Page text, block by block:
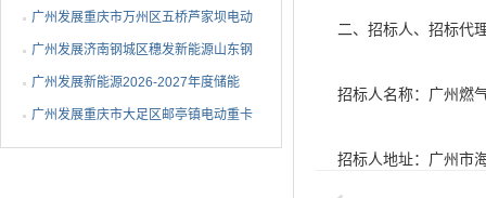
二、招标人、招标代
招标人名称：广州燃
招标人地址：广州市
EPC总承包中标公告
广州发展重庆市万州区五桥芦家坝电动
重卡充电站一期项目E...
广州发展济南钢城区穗发新能源山东钢
铁股份有限公司分布式...
广州发展新能源2026-2027年度储能
EMS设备ODM代工采购中标公告
广州发展重庆市大足区邮亭镇电动重卡
充电站项目EPC总承包...